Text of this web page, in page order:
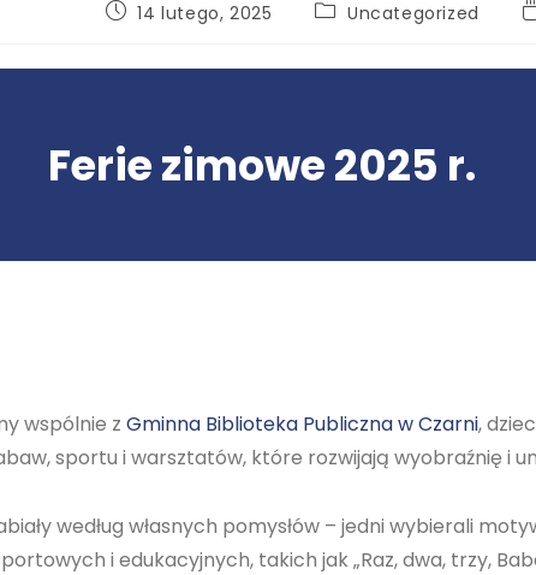
14 lutego, 2025 Uncategorized
Ferie zimowe 2025 r.
wspólnie z Gminna Biblioteka Publiczna w Czarni,
sportu i warsztatów, które rozwijają wyobraźnię i
według własnych pomysłów – jedni wybierali
i edukacyjnych, takich jak „Raz, dwa, trzy,